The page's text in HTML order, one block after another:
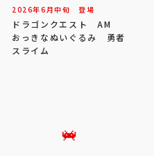
2026年6 月中旬 登場
ドラゴンクエスト AM
おっきなぬいぐるみ 勇者
スライム